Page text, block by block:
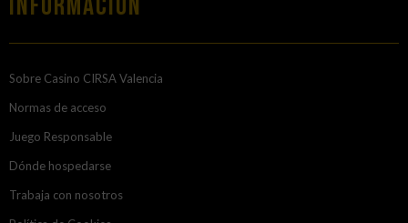
Información
Sobre Casino CIRSA Valencia
Normas de acceso
Juego Responsable
Dónde hospedarse
Trabaja con nosotros